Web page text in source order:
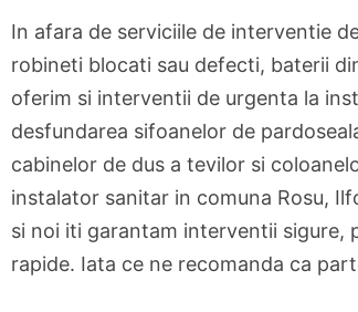
In afara de serviciile de interventie
robineti blocati sau defecti, baterii
oferim si interventii de urgenta la
desfundarea sifoanelor de
cabinelor de dus a tevilor si
instalator sanitar in comuna Rosu,
si noi iti garantam interventii sigure,
rapide. Iata ce ne recomanda ca